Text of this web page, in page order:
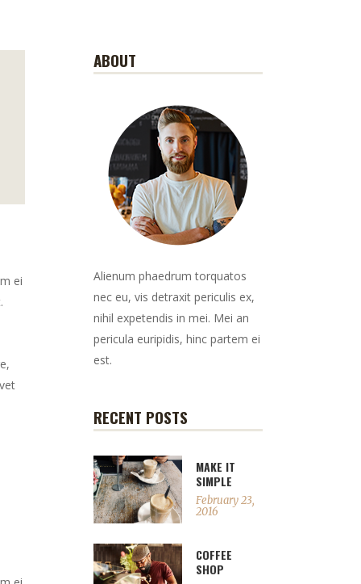
ei
ABOUT
Alienum phaedrum torquatos
nec eu, vis detraxit periculis ex,
nihil expetendis in mei. Mei an
pericula euripidis, hinc partem ei
est.
RECENT POSTS
MAKE IT
SIMPLE
February 23,
2016
COFFEE
SHOP